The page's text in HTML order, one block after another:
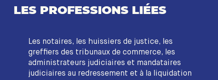
LES PROFESSIONS LIÉES
Les notaires, les huissiers de justice, les
greffiers des tribunaux de commerce, les
administrateurs judiciaires et mandataires
judiciaires au redressement et à la liquidation